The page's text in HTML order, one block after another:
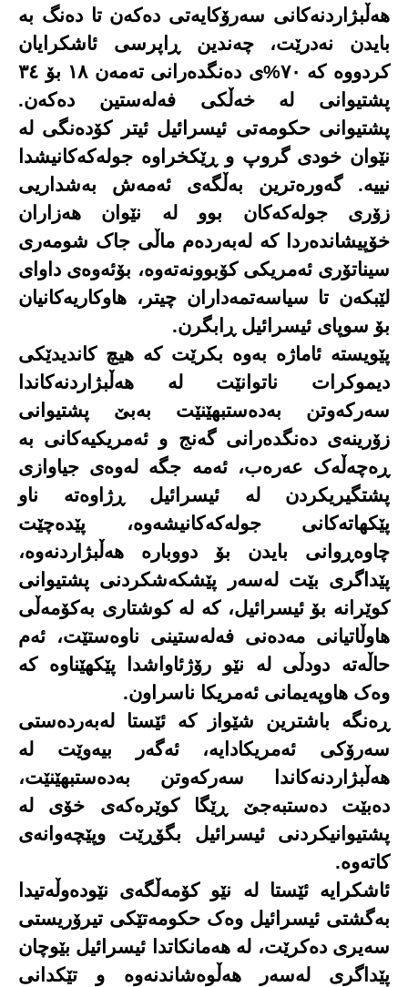
هەڵبژاردنەکانی سەرۆکایەتی دەکەن تا دەنگ بە
بایدن نەدرێت، چەندین ڕاپرسی ئاشکرایان
کردووە کە ٧٠%ی دەنگدەرانی تەمەن ١٨ بۆ ٣٤
پشتیوانی لە خەڵکی فەلەستین دەکەن.
پشتیوانی حکومەتی ئیسرائیل ئیتر کۆدەنگی لە
نێوان خودی گروپ و ڕێکخراوە جولەکەکانیشدا
نییە. گەورەترین بەڵگەی ئەمەش بەشداریی
زۆری جولەکەکان بوو لە نێوان هەزاران
خۆپیشاندەردا کە لەبەردەم ماڵی جاک شومەری
سیناتۆری ئەمریکی کۆبوونەتەوە، بۆئەوەی داوای
لێبکەن تا سیاسەتمەداران چیتر، هاوکاریەکانیان
بۆ سوپای ئیسرائیل ڕابگرن.
پێویستە ئاماژە بەوە بکرێت کە هیچ کاندیدێکی
دیموکرات ناتوانێت لە هەڵبژاردنەکاندا
سەرکەوتن بەدەستبهێنێت بەبێ پشتیوانی
زۆرینەی دەنگدەرانی گەنج و ئەمریکیەکانی بە
ڕەچەڵەک عەرەب، ئەمە جگە لەوەی جیاوازی
پشتگیریکردن لە ئیسرائیل ڕژاوەتە ناو
پێکهاتەکانی جولەکەکانیشەوە، پێدەچێت
چاوەڕوانی بایدن بۆ دووبارە هەڵبژاردنەوە،
پێداگری بێت لەسەر پێشکەشکردنی پشتیوانی
کوێرانە بۆ ئیسرائیل، کە لە کوشتاری بەکۆمەڵی
هاوڵاتیانی مەدەنی فەلەستینی ناوەستێت، ئەم
حاڵەتە دودڵی لە نێو رۆژئاواشدا پێکهێناوە کە
وەک هاوپەیمانی ئەمریکا ناسراون.
ڕەنگە باشترین شێواز کە ئێستا لەبەردەستی
سەرۆکی ئەمریکادایە، ئەگەر بیەوێت لە
هەڵبژاردنەکاندا سەرکەوتن بەدەستبهێنێت،
دەبێت دەستبەجێ ڕێگا کوێرەکەی خۆی لە
پشتیوانیکردنی ئیسرائیل بگۆڕێت وپێچەوانەی
کاتەوە.
ئاشکرایە ئێستا لە نێو کۆمەڵگەی نێودەوڵەتیدا
بەگشتی ئیسرائیل وەک حکومەتێکی تیرۆریستی
سەیری دەکرێت، لە هەمانکاتدا ئیسرائیل بێوچان
پێداگری لەسەر هەڵوەشاندنەوە و تێکدانی